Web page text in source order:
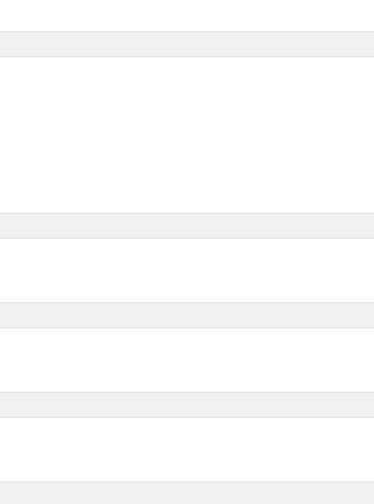
Guld - 90A
Sort/Sølv - 90A
-
Materiale: